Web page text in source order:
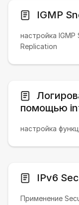
IGMP
настройка
Replication
помощью
настройка
IPv6
Применение